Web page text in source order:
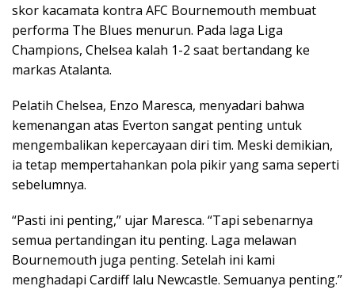
skor kacamata kontra AFC Bournemouth membuat
performa The Blues menurun. Pada laga Liga
Champions, Chelsea kalah 1-2 saat bertandang ke
markas Atalanta.
Pelatih Chelsea, Enzo Maresca, menyadari bahwa
kemenangan atas Everton sangat penting untuk
mengembalikan kepercayaan diri tim. Meski demikian,
ia tetap mempertahankan pola pikir yang sama seperti
sebelumnya.
“Pasti ini penting,” ujar Maresca. “Tapi sebenarnya
semua pertandingan itu penting. Laga melawan
Bournemouth juga penting. Setelah ini kami
menghadapi Cardiff lalu Newcastle. Semuanya penting.”